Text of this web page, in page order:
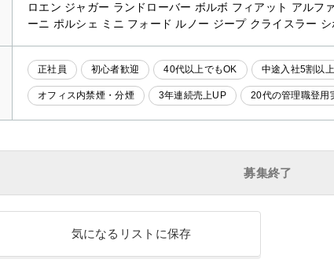
ロエン ジャガー ランドローバー ボルボ フィアット アル
ーニ ポルシェ ミニ フォード ルノー ジープ クライスラー
正社員 初心者歓迎 40代以上でもOK 中途入社5割以上
オフィス内禁煙・分煙 3年連続売上UP 20代の管理職登用
募集終了
気になるリストに保存